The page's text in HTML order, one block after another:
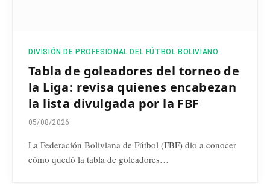
DIVISIÓN DE PROFESIONAL DEL FÚTBOL BOLIVIANO
Tabla de goleadores del torneo de
la Liga: revisa quienes encabezan
la lista divulgada por la FBF
05/08/2026
La Federación Boliviana de Fútbol (FBF) dio a conocer
cómo quedó la tabla de goleadores…